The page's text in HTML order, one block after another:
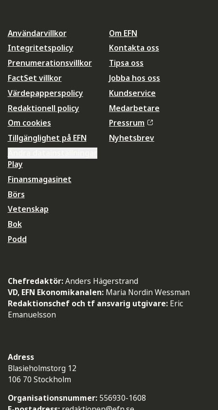
Användarvillkor
Integritetspolicy
Prenumerationsvillkor
FactSet villkor
Värdepapperspolicy
Redaktionell policy
Om cookies
Tillgänglighet på EFN
Om EFN
Kontakta oss
Tipsa oss
Jobba hos oss
Kundservice
Medarbetare
Pressrum
Nyhetsbrev
Play
Finansmagasinet
Börs
Vetenskap
Bok
Podd
Chefredaktör:Anders Hägerstrand
VD, EFN Ekonomikanalen: Maria Nordin Wessman
Redaktionschef och tf ansvarig utgivare: Eric
Emanuelsson
Adress
Blasieholmstorg 12
106 70 Stockholm
Organisationsnummer: 556930-1608